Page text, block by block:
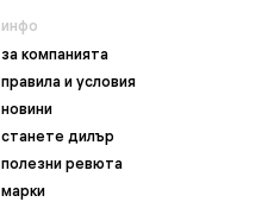
инфо
за компанията
правила и условия
новини
станете дилър
полезни ревюта
марки